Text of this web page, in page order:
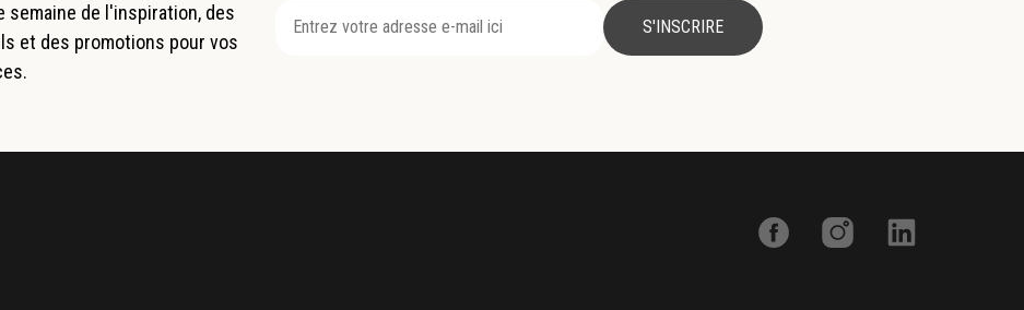
semaine de l'inspiration, des
et des promotions pour vos
S'INSCRIRE